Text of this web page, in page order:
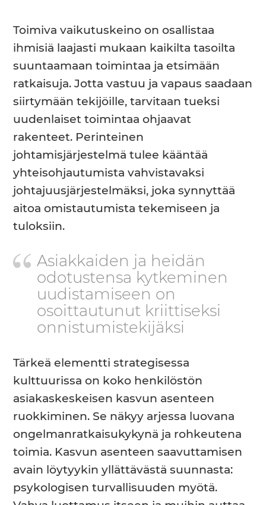
Toimiva vaikutuskeino on osallistaa
ihmisiä laajasti mukaan kaikilta tasoilta
suuntaamaan toimintaa ja etsimään
ratkaisuja. Jotta vastuu ja vapaus saadaan
siirtymään tekijöille, tarvitaan tueksi
uudenlaiset toimintaa ohjaavat
rakenteet. Perinteinen
johtamisjärjestelmä tulee kääntää
yhteisohjautumista vahvistavaksi
johtajuusjärjestelmäksi, joka synnyttää
aitoa omistautumista tekemiseen ja
tuloksiin.
Asiakkaiden ja heidän
odotustensa kytkeminen
uudistamiseen on
osoittautunut kriittiseksi
onnistumistekijäksi
Tärkeä elementti strategisessa
kulttuurissa on koko henkilöstön
asiakaskeskeisen kasvun asenteen
ruokkiminen. Se näkyy arjessa luovana
ongelmanratkaisukykynä ja rohkeutena
toimia. Kasvun asenteen saavuttamisen
avain löytyykin yllättävästä suunnasta:
psykologisen turvallisuuden myötä.